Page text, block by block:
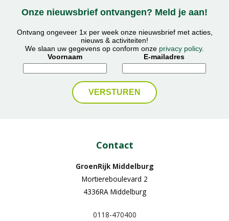
Onze nieuwsbrief ontvangen? Meld je aan!
Ontvang ongeveer 1x per week onze nieuwsbrief met acties,
nieuws & activiteiten!
We slaan uw gegevens op conform onze privacy policy.
Voornaam
E-mailadres
Contact
GroenRijk Middelburg​
Mortiereboulevard 2
4336RA Middelburg
0118-470400